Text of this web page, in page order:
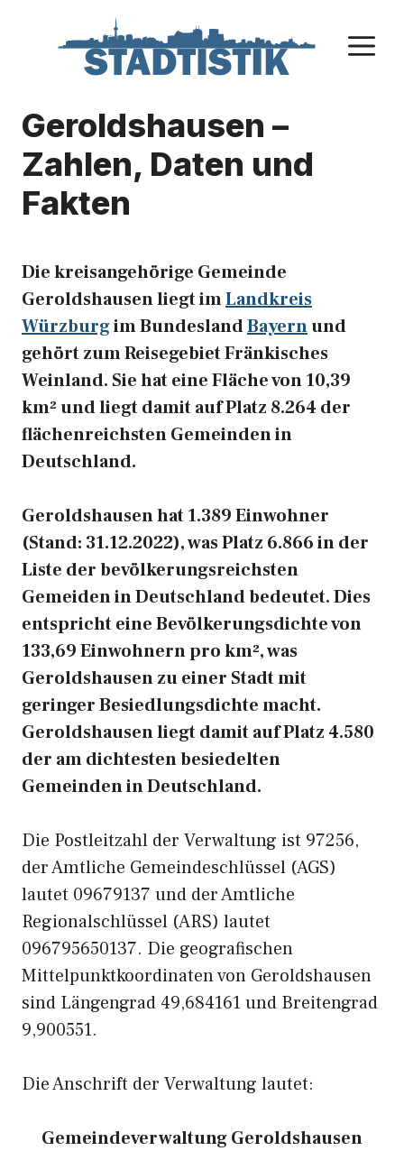
Geroldshausen –
Zahlen, Daten und
Fakten
Die kreisangehörige Gemeinde
Geroldshausen liegt imLandkreis
Würzburgim BundeslandBayernund
gehört zum Reisegebiet Fränkisches
Weinland. Sie hat eine Fläche von 10,39
km² und liegt damit auf Platz 8.264 der
flächenreichsten Gemeinden in
Deutschland.
Geroldshausen hat 1.389 Einwohner
(Stand: 31.12.2022), was Platz 6.866 in der
Liste der bevölkerungsreichsten
Gemeiden in Deutschland bedeutet. Dies
entspricht eine Bevölkerungsdichte von
133,69 Einwohnern pro km², was
Geroldshausen zu einer Stadt mit
geringer Besiedlungsdichte macht.
Geroldshausen liegt damit auf Platz 4.580
der am dichtesten besiedelten
Gemeinden in Deutschland.
Die Postleitzahl der Verwaltung ist 97256,
der Amtliche Gemeindeschlüssel (AGS)
lautet 09679137 und der Amtliche
Regionalschlüssel (ARS) lautet
096795650137. Die geografischen
Mittelpunktkoordinaten von Geroldshausen
sind Längengrad 49,684161 und Breitengrad
9,900551.
Die Anschrift der Verwaltung lautet:
Gemeindeverwaltung Geroldshausen